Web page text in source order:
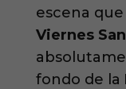
escena
Viernes
fondo de la